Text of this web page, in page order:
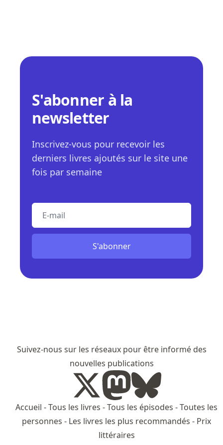
S'abonner à la
newsletter
Inscrivez-vous pour recevoir les
derniers livres ajoutés sur le site une
fois par semaine
S'abonner
Suivez-nous sur les réseaux pour être informé des
nouvelles publications
Accueil -Tous les livres -Tous les épisodes -Toutes les
personnes - Les livres les plus recommandés - Prix
littéraires